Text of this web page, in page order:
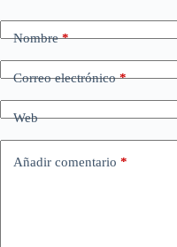
Nombre*
Correo electrónico*
Web
Añadir comentario *